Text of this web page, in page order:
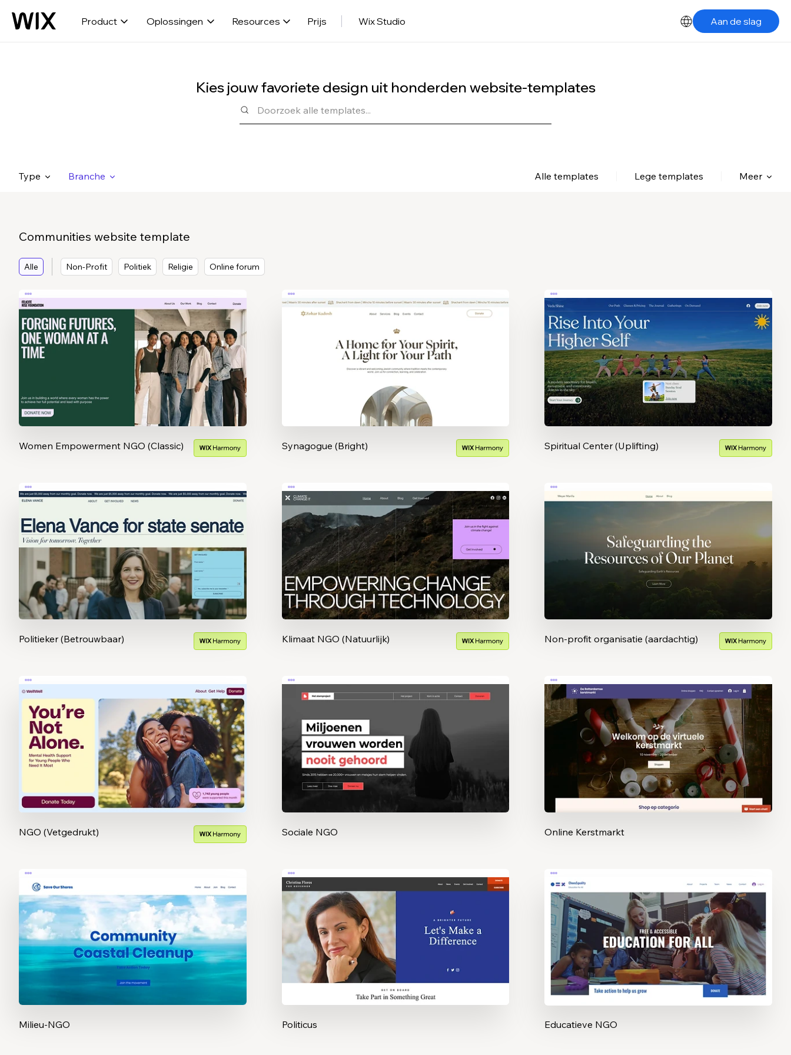
Product Oplossingen Resources Prijs Wix Studio Aan de slag
Kies jouw favoriete design uit honderden website-templates
Type Branche Alle templates Lege templates Meer
Communities website template
Alle Non-Profit Politiek Religie Online forum
Women Empowerment NGO (Classic) Synagogue (Bright) Spiritual Center (Uplifting)
Politieker (Betrouwbaar) Klimaat NGO (Natuurlijk) Non-profit organisatie (aardachtig)
NGO (Vetgedrukt) Sociale NGO Online Kerstmarkt
Milieu-NGO Politicus Educatieve NGO